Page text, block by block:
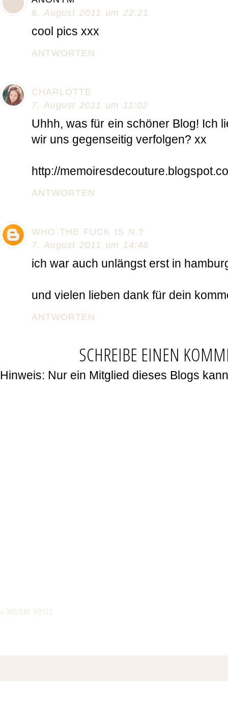
6. August 2011 um 22:21
cool pics xxx
ANTWORTEN
CHARLOTTE
7. August 2011 um 11:02
Uhhh, was für ein schöner Blog! Ich
wir uns gegenseitig verfolgen? xx
http://
ANTWORTEN
WHO THE FUCK IS N.?
7. August 2011 um 14:46
ich war auch unlängst erst in
und vielen lieben dank für dein
ANTWORTEN
SCHREIBE EINEN
Hinweis: Nur ein Mitglied dieses Blogs
« NEUERE POSTS